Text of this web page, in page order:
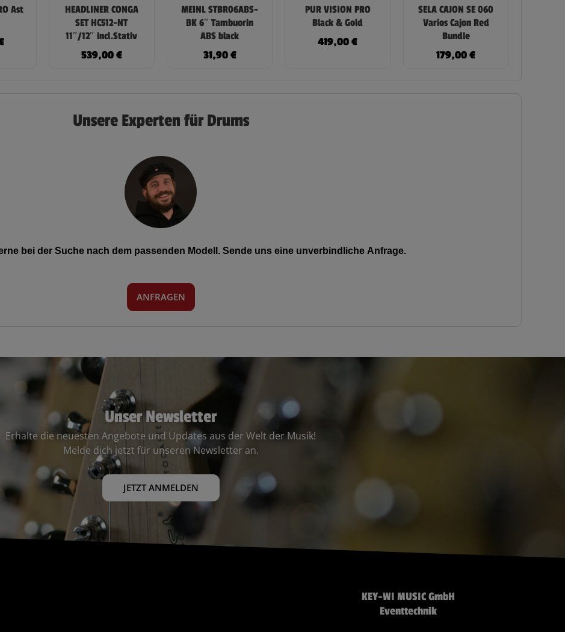
Ast
HEADLINER CONGA
SET HC512-NT
11″/12″ incl.Stativ
539,00€
MEINL STBR06ABS-
BK 6″ Tambuorin
ABS black
31,90€
PUR VISION PRO
Black & Gold
419,00€
SELA CAJON SE 060
Varios Cajon Red
Bundle
179,00€
Unsere Experten für Drums
bei der Suche nach dem passenden Modell. Sende uns eine unverbindliche Anfrage.
ANFRAGEN
Unser Newsletter
Erhalte die neuesten Angebote und Updates aus der Welt der Musik!
Melde dich jetzt für unseren Newsletter an.
JETZT ANMELDEN
KEY-WI MUSIC GmbH
Eventtechnik